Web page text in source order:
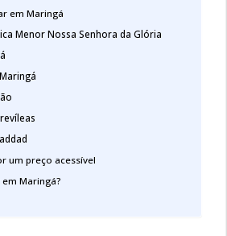
em Maringá
Menor Nossa Senhora da Glória
um preço acessível
Maringá?